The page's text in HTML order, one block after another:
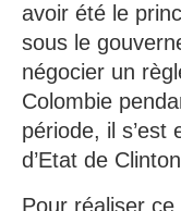
avoir été le
sous le
négocier un
Colombie
période, il
d’Etat de
Pour réaliser